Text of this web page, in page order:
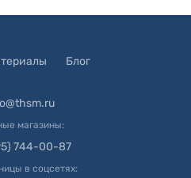
Блог
магазины:
744-00-87
в соцсетях: